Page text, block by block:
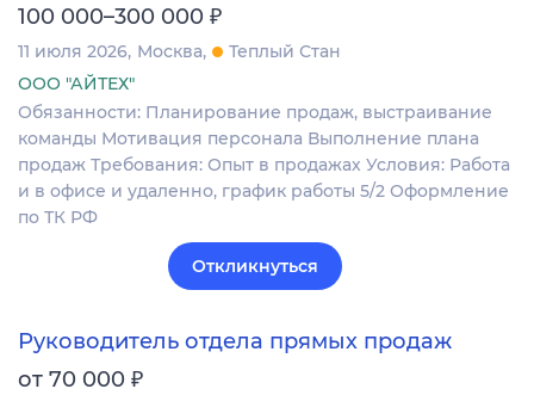
100 000–300 000 ₽
11 июля 2026 Москва
Теплый Стан
ООО "АЙТЕХ"
Обязанности: Планирование продаж, выстраивание
команды Мотивация персонала Выполнение плана
продаж Требования: Опыт в продажах Условия: Работа
и в офисе и удаленно, график работы 5/2 Оформление
по ТК РФ
Откликнуться
Руководитель отдела прямых продаж
от 70 000 ₽